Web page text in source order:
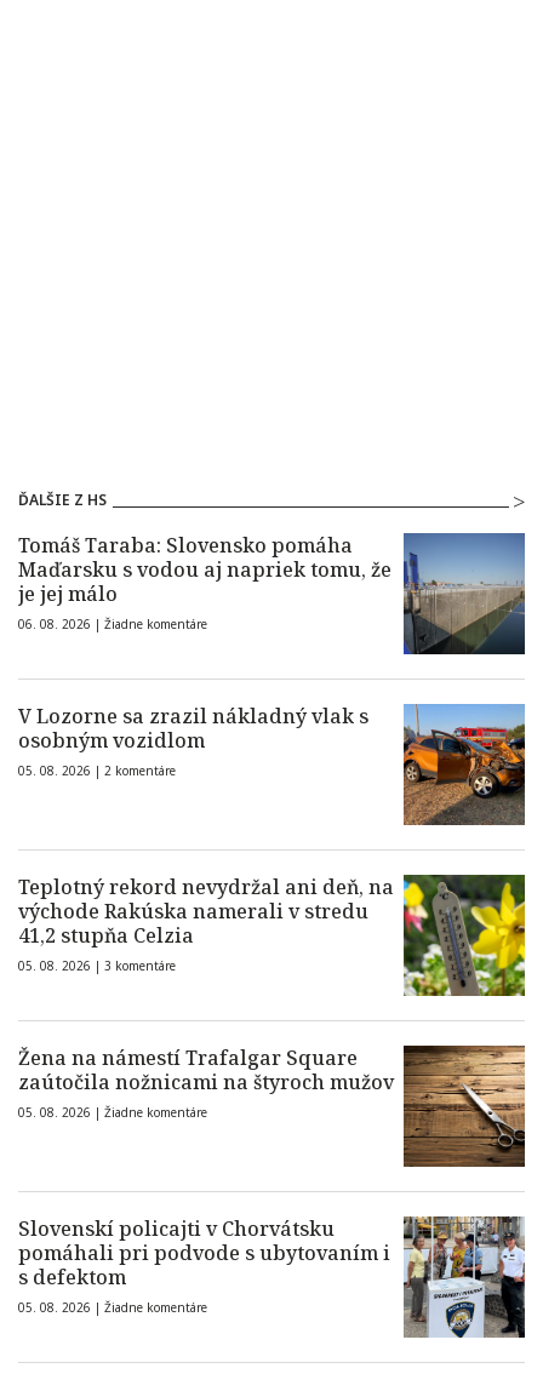
ĎALŠIE Z HS
Tomáš Taraba: Slovensko pomáha
Maďarsku s vodou aj napriek tomu, že
je jej málo
06. 08. 2026 | Žiadne komentáre
V Lozorne sa zrazil nákladný vlak s
osobným vozidlom
05. 08. 2026 | 2 komentáre
Teplotný rekord nevydržal ani deň, na
východe Rakúska namerali v stredu
41,2 stupňa Celzia
05. 08. 2026 | 3 komentáre
Žena na námestí Trafalgar Square
zaútočila nožnicami na štyroch mužov
05. 08. 2026 | Žiadne komentáre
Slovenskí policajti v Chorvátsku
pomáhali pri podvode s ubytovaním i
s defektom
05. 08. 2026 | Žiadne komentáre